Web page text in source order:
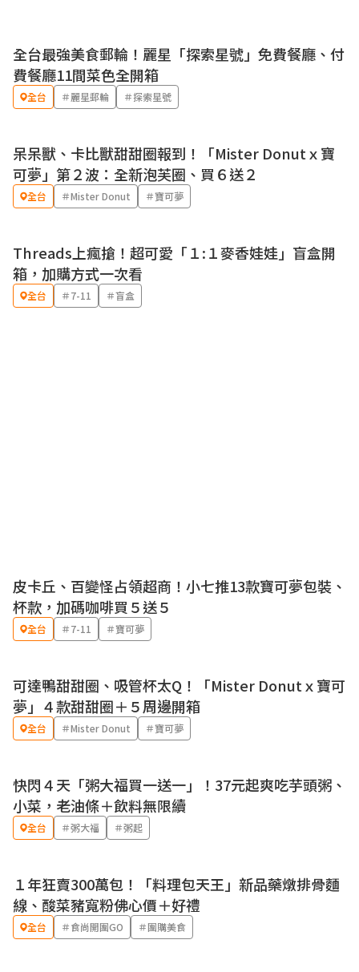
全台最強美食郵輪！麗星「探索星號」免費餐廳、付
費餐廳11間菜色全開箱
全台 ＃麗星郵輪 ＃探索星號
優惠
呆呆獸、卡比獸甜甜圈報到！「Mister Donutｘ寶
可夢」第２波：全新泡芙圈、買６送２
全台 ＃Mister Donut ＃寶可夢
Threads上瘋搶！超可愛「１:１麥香娃娃」盲盒開
箱，加購方式一次看
全台 ＃7-11 ＃盲盒
優惠
皮卡丘、百變怪占領超商！小七推13款寶可夢包裝、
杯款，加碼咖啡買５送５
全台 ＃7-11 ＃寶可夢
優惠
可達鴨甜甜圈、吸管杯太Q！「Mister Donutｘ寶可
夢」４款甜甜圈＋５周邊開箱
全台 ＃Mister Donut ＃寶可夢
優惠
快閃４天「粥大福買一送一」！37元起爽吃芋頭粥、
小菜，老油條＋飲料無限續
全台 ＃粥大福 ＃粥起
１年狂賣300萬包！「料理包天王」新品藥燉排骨麵
線、酸菜豬寬粉佛心價＋好禮
全台 ＃食尚開團GO ＃團購美食